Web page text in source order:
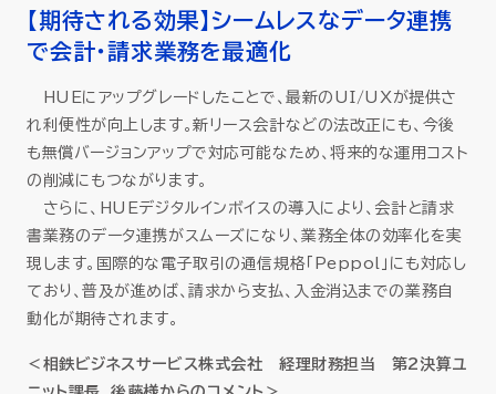
【期待される効果】シームレスなデータ連携
で会計・請求業務を最適化
HUEにアップグレードしたことで、最新のUI/UXが提供さ
れ利便性が向上します。新リース会計などの法改正にも、今後
も無償バージョンアップで対応可能なため、将来的な運用コスト
の削減にもつながります。
さらに、HUEデジタルインボイスの導入により、会計と請求
書業務のデータ連携がスムーズになり、業務全体の効率化を実
現します。国際的な電子取引の通信規格「Peppol」にも対応し
ており、普及が進めば、請求から支払、入金消込までの業務自
動化が期待されます。
＜相鉄ビジネスサービス株式会社 経理財務担当 第2決算ユ